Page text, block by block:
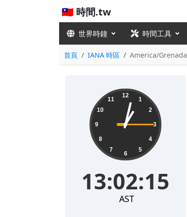
🇹🇼 時間.tw
世界時鐘 時間工具
首頁 IANA 時區 America/Grenada
13:02:16 12
1
2
3
4
5
6
7
8
9
10
11
13:02:16
AST